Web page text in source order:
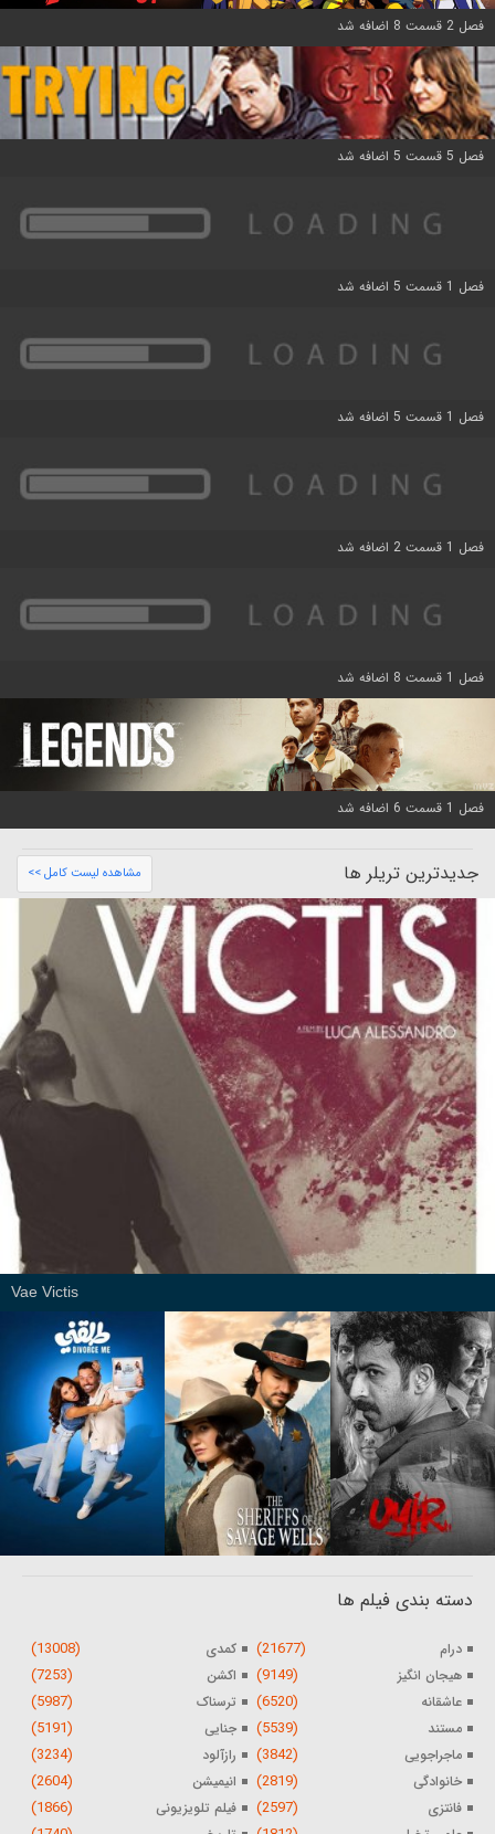
فصل 2 قسمت 8 اضافه شد
فصل 5 قسمت 5 اضافه شد
فصل 1 قسمت 5 اضافه شد
فصل 1 قسمت 5 اضافه شد
فصل 1 قسمت 2 اضافه شد
فصل 1 قسمت 8 اضافه شد
فصل 1 قسمت 6 اضافه شد
جدیدترین تریلر ها مشاهده لیست کامل >>
Vae Victis
دسته بندی فیلم ها
درام (21677) کمدی (13008)
هیجان انگیز (9149) اکشن (7253)
عاشقانه (6520) ترسناک (5987)
مستند (5539) جنایی (5191)
ماجراجویی (3842) رازآلود (3234)
خانوادگی (2819) انیمیشن (2604)
فانتزی (2597) فیلم تلویزیونی (1866)